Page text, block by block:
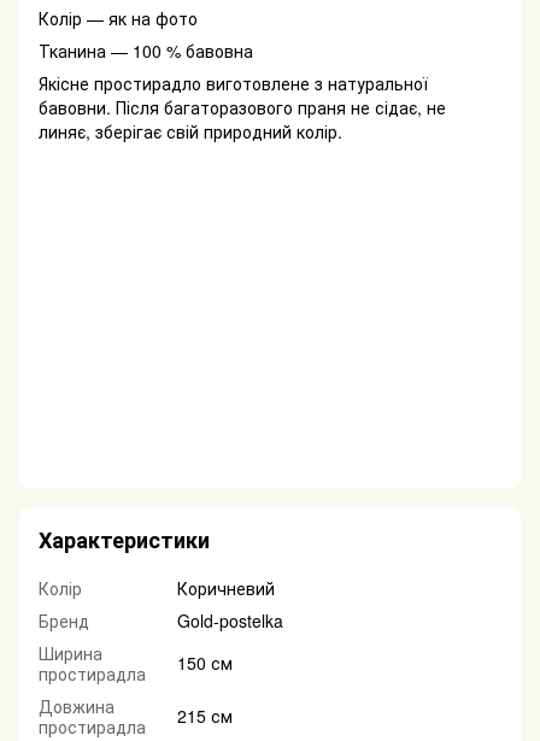
Колір — як на фото
Тканина — 100 % бавовна
Якісне простирадло виготовлене з натуральної
бавовни. Після багаторазового праня не сідає, не
линяє, зберігає свій природний колір.
Характеристики
Колір
Коричневий
Бренд
Gold-postelka
Ширина
простирадла
150 см
Довжина
простирадла
215 см